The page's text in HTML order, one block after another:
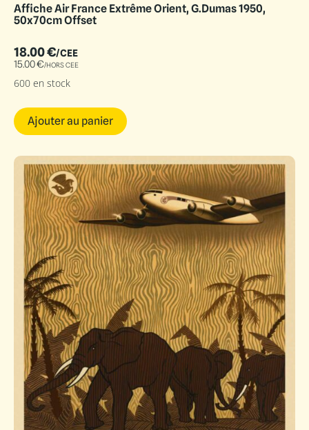
Affiche Air France Extrême Orient, G.Dumas 1950,
50x70cm Offset
18.00€/CEE
15.00€/HORS CEE
600 en stock
Ajouter au panier